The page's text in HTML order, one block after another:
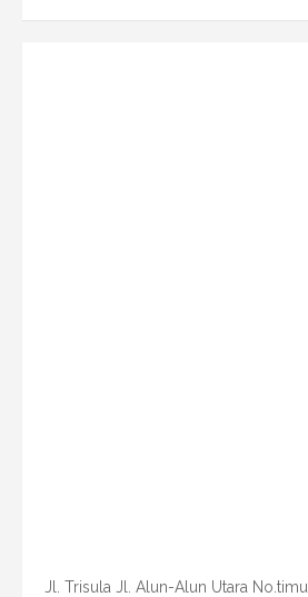
Jl. Trisula Jl. Alun-Alun Utara